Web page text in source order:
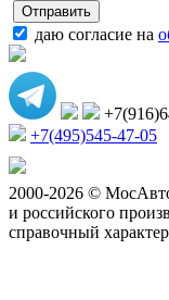
даю согласие на
+7(495)545-47-05
2000-2026 ©
и российского
справочный